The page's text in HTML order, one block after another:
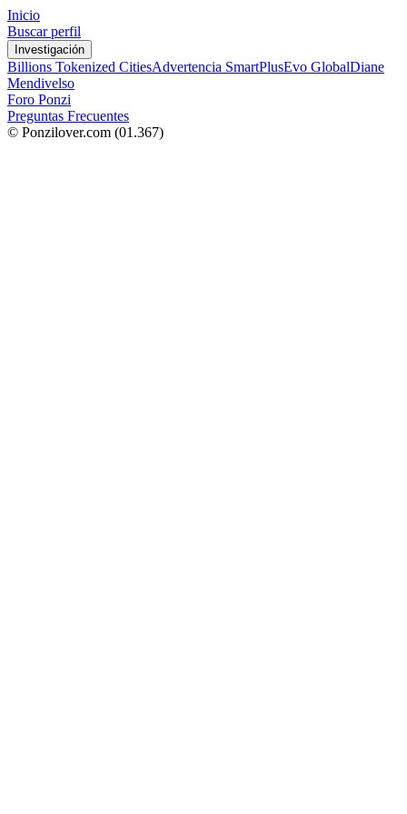
Inicio
Buscar perfil
Investigación
Billions Tokenized CitiesAdvertencia SmartPlusEvo GlobalDiane
Mendivelso
Foro Ponzi
Preguntas Frecuentes
© Ponzilover.com (01.367)